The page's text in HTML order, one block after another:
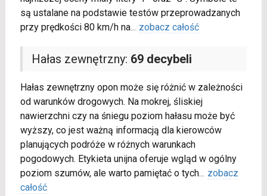
są ustalane na podstawie testów przeprowadzanych
przy prędkości 80 km/h na... zobacz całość
Hałas zewnętrzny: 69 decybeli
Hałas zewnętrzny opon może się różnić w zależności
od warunków drogowych. Na mokrej, śliskiej
nawierzchni czy na śniegu poziom hałasu może być
wyższy, co jest ważną informacją dla kierowców
planujących podróże w różnych warunkach
pogodowych. Etykieta unijna oferuje wgląd w ogólny
poziom szumów, ale warto pamiętać o tych... zobacz
całość